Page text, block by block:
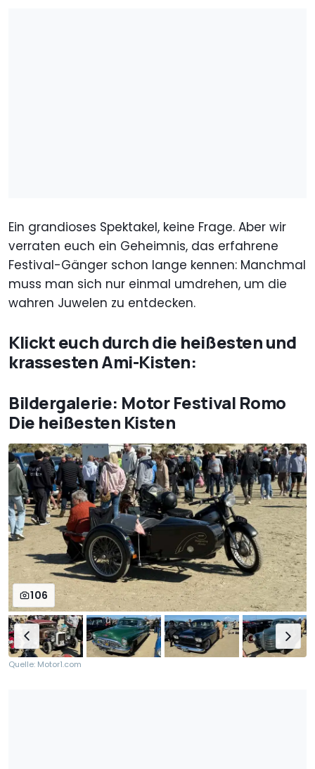
Ein grandioses Spektakel, keine Frage. Aber wir
verraten euch ein Geheimnis, das erfahrene
Festival-Gänger schon lange kennen: Manchmal
muss man sich nur einmal umdrehen, um die
wahren Juwelen zu entdecken.
Klickt euch durch die heißesten und
krassesten Ami-Kisten:
Bildergalerie: Motor Festival Romo
Die heißesten Kisten
106
Quelle: Motor1.com